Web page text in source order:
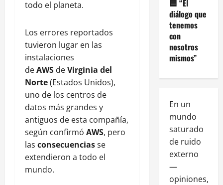
todo el planeta.
Los errores reportados
tuvieron lugar en las
instalaciones
deAWS deVirginia del
Norte(Estados Unidos),
uno de los centros de
datos más grandes y
antiguos de esta compañía,
según confirmó AWS, pero
las consecuenciasse
extendieron a todo el
mundo.
🟦 “El
diálogo que
tenemos
con
nosotros
mismos”
En un
mundo
saturado
de ruido
externo
—
opiniones,